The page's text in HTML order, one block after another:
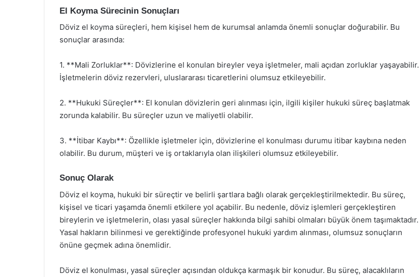
El Koyma Sürecinin Sonuçları
Döviz el koyma süreçleri, hem kişisel hem de kurumsal anlamda önemli sonuçlar doğurabilir. Bu
sonuçlar arasında:
1. **Mali Zorluklar**: Dövizlerine el konulan bireyler veya işletmeler, mali açıdan zorluklar yaşayabilir.
İşletmelerin döviz rezervleri, uluslararası ticaretlerini olumsuz etkileyebilir.
2. **Hukuki Süreçler**: El konulan dövizlerin geri alınması için, ilgili kişiler hukuki süreç başlatmak
zorunda kalabilir. Bu süreçler uzun ve maliyetli olabilir.
3. **İtibar Kaybı**: Özellikle işletmeler için, dövizlerine el konulması durumu itibar kaybına neden
olabilir. Bu durum, müşteri ve iş ortaklarıyla olan ilişkileri olumsuz etkileyebilir.
Sonuç Olarak
Döviz el koyma, hukuki bir süreçtir ve belirli şartlara bağlı olarak gerçekleştirilmektedir. Bu süreç,
kişisel ve ticari yaşamda önemli etkilere yol açabilir. Bu nedenle, döviz işlemleri gerçekleştiren
bireylerin ve işletmelerin, olası yasal süreçler hakkında bilgi sahibi olmaları büyük önem taşımaktadır.
Yasal hakların bilinmesi ve gerektiğinde profesyonel hukuki yardım alınması, olumsuz sonuçların
önüne geçmek adına önemlidir.
Döviz el konulması, yasal süreçler açısından oldukça karmaşık bir konudur. Bu süreç, alacaklıların